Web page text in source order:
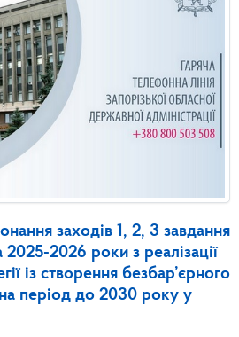
заходів 1, 2, 3 завдання
2026 роки з реалізації
із створення безбар’єрного
період до 2030 року у